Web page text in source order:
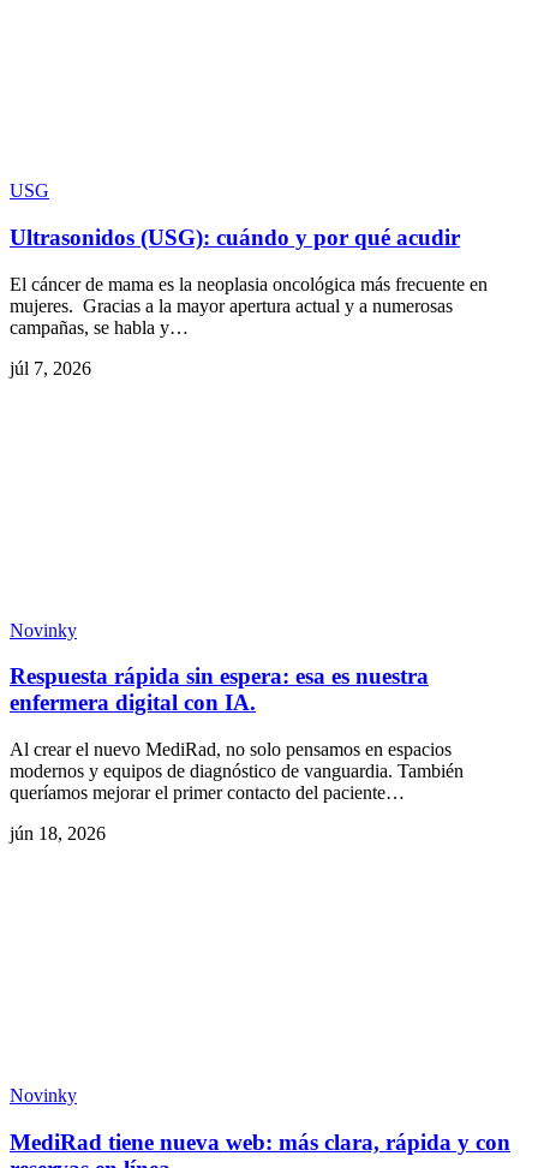
USG
Ultrasonidos (USG): cuándo y por qué acudir
El cáncer de mama es la neoplasia oncológica más frecuente en
mujeres. Gracias a la mayor apertura actual y a numerosas
campañas, se habla y…
júl 7, 2026
Novinky
Respuesta rápida sin espera: esa es nuestra
enfermera digital con IA.
Al crear el nuevo MediRad, no solo pensamos en espacios
modernos y equipos de diagnóstico de vanguardia. También
queríamos mejorar el primer contacto del paciente…
jún 18, 2026
Novinky
MediRad tiene nueva web: más clara, rápida y con